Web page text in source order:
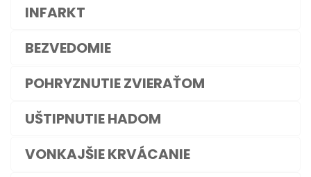
INFARKT
BEZVEDOMIE
POHRYZNUTIE ZVIERAŤOM
UŠTIPNUTIE HADOM
VONKAJŠIE KRVÁCANIE